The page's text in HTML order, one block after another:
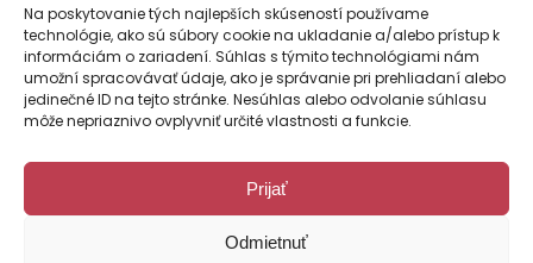
Na poskytovanie tých najlepších skúseností používame
technológie, ako sú súbory cookie na ukladanie a/alebo prístup k
informáciám o zariadení. Súhlas s týmito technológiami nám
umožní spracovávať údaje, ako je správanie pri prehliadaní alebo
jedinečné ID na tejto stránke. Nesúhlas alebo odvolanie súhlasu
môže nepriaznivo ovplyvniť určité vlastnosti a funkcie.
Prijať
Odmietnuť
kontakt@ucebnepomockyslovakia.sk
0917 797 357, 048/410 18 88